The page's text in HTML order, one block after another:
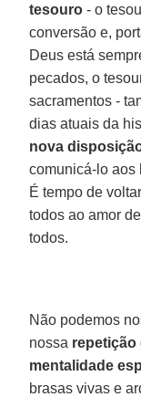
tesouro - o
conversão e,
Deus está
pecados, o
sacramentos -
dias atuais da
nova
comunicá-lo aos
É tempo de
todos ao amor
todos.
Não podemos
nossa repetição
mentalidade
brasas vivas e